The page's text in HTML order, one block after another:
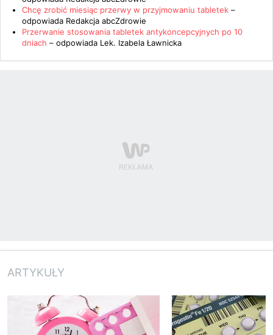
Chcę zrobić miesiąc przerwy w przyjmowaniu tabletek –
odpowiada Redakcja abcZdrowie
Przerwanie stosowania tabletek antykoncepcyjnych po 10
dniach – odpowiada Lek. Izabela Ławnicka
ARTYKUŁY